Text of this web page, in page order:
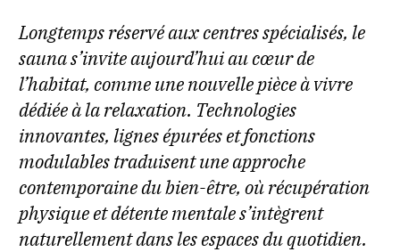
Longtemps réservé aux centres spécialisés, le
sauna s’invite aujourd’hui au cœur de
l’habitat, comme une nouvelle pièce à vivre
dédiée à la relaxation. Technologies
innovantes, lignes épurées et fonctions
modulables traduisent une approche
contemporaine du bien-être, où récupération
physique et détente mentale s’intègrent
naturellement dans les espaces du quotidien.